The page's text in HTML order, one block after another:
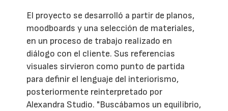
El proyecto se desarrolló a partir de planos,
moodboards y una selección de materiales,
en un proceso de trabajo realizado en
diálogo con el cliente. Sus referencias
visuales sirvieron como punto de partida
para definir el lenguaje del interiorismo,
posteriormente reinterpretado por
Alexandra Studio. "Buscábamos un equilibrio,